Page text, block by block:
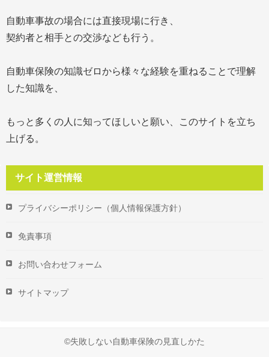
自動車事故の場合には直接現場に行き、
契約者と相手との交渉なども行う。
自動車保険の知識ゼロから様々な経験を重ねることで理解
した知識を、
もっと多くの人に知ってほしいと願い、このサイトを立ち
上げる。
サイト運営情報
プライバシーポリシー（個人情報保護方針）
免責事項
お問い合わせフォーム
サイトマップ
©失敗しない自動車保険の見直しかた